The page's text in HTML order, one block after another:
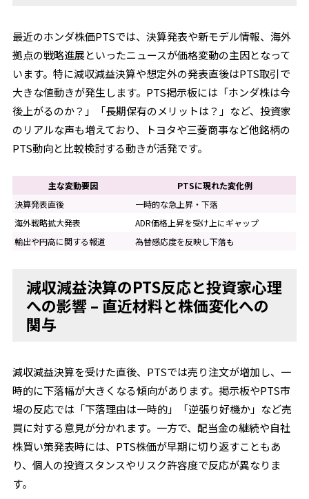
最近のホンダ株価PTSでは、決算発表や新モデル情報、海外
拠点の戦略進展といったニュースが価格変動の主因となって
います。特に減収減益決算や想定外の発表直後はPTS取引で
大きな値動きが発生します。PTS掲示板には「ホンダ株は今
後上がるのか？」「長期保有のメリットは？」など、投資家
のリアルな声も増えており、トヨタや三菱商事など他銘柄の
PTS動向と比較検討する動きが活発です。
主な変動要因
PTSに現れた変化例
決算発表直後
一時的な急上昇・下落
海外戦略拡大発表
ADR価格上昇を受け上にギャップ
輸出や円高に関する報道
為替感応度を反映し下落も
減収減益決算のPTS反応と投資家心理
への影響 – 直近材料と株価変化への
関与
減収減益決算を受けた直後、PTSでは売り注文が増加し、一
時的に下落幅が大きくなる傾向があります。掲示板やPTS市
場の反応では「下落理由は一時的」「逆張り好機か」など売
買に対する意見が分かれます。一方で、配当金の継続や自社
株買い策発表時には、PTS株価が早期に切り返すこともあ
り、個人の投資スタンスやリスク許容度で反応が異なりま
す。